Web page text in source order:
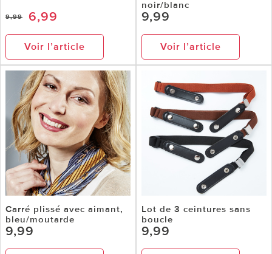
9,99 6,99
Voir l’article
noir/blanc
9,99
Voir l’article
Carré plissé avec aimant,
bleu/moutarde
9,99
Lot de 3 ceintures sans
boucle
9,99